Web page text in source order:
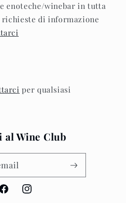
enoteche/winebar in tutta
di informazione
per qualsiasi
Wine Club
Instagram